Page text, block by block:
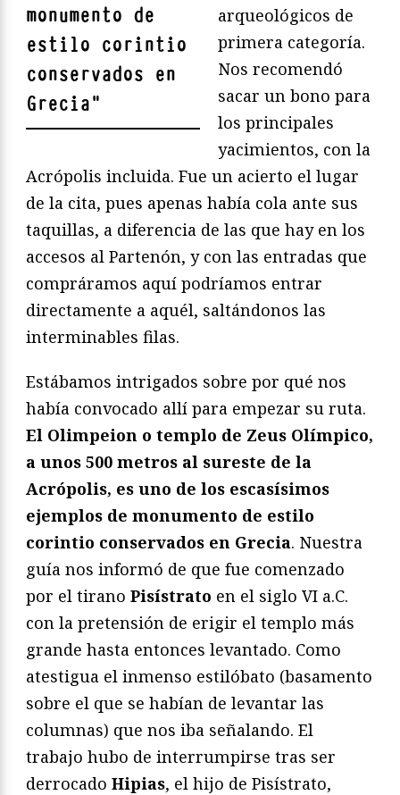
monumento de
estilo corintio
conservados en
Grecia"
arqueológicos de
primera categoría.
Nos recomendó
sacar un bono para
los principales
yacimientos, con la
Acrópolis incluida. Fue un acierto el lugar
de la cita, pues apenas había cola ante sus
taquillas, a diferencia de las que hay en los
accesos al Partenón, y con las entradas que
compráramos aquí podríamos entrar
directamente a aquél, saltándonos las
interminables filas.
Estábamos intrigados sobre por qué nos
había convocado allí para empezar su ruta.
El Olimpeion o templo de Zeus Olímpico,
a unos 500 metros al sureste de la
Acrópolis, es uno de los escasísimos
ejemplos de monumento de estilo
corintio conservados en Grecia. Nuestra
guía nos informó de que fue comenzado
por el tirano Pisístrato en el siglo VI a.C.
con la pretensión de erigir el templo más
grande hasta entonces levantado. Como
atestigua el inmenso estilóbato (basamento
sobre el que se habían de levantar las
columnas) que nos iba señalando. El
trabajo hubo de interrumpirse tras ser
derrocado Hipias, el hijo de Pisístrato,